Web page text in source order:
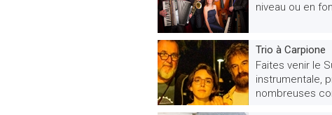
niveau ou en
Trio à Carpione
Faites venir le
instrumentale,
nombreuses